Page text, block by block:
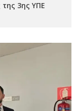
της 3ης ΥΠΕ